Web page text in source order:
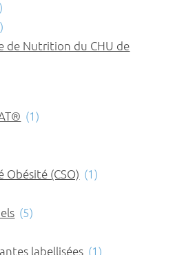
de Nutrition du CHU de
(1)
Obésité (CSO) (1)
(5)
labellisées (1)